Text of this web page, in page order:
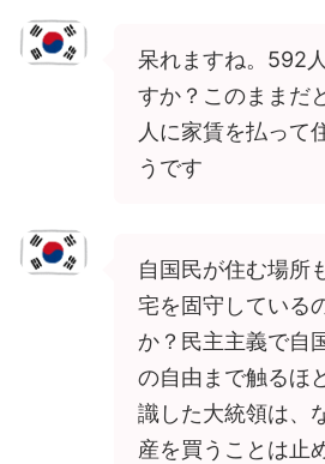
呆れますね。592
すか？このままだ
人に家賃を払って
うです
自国民が住む場所
宅を固守している
か？民主主義で自
の自由まで触るほ
識した大統領は、
産を買うことは止